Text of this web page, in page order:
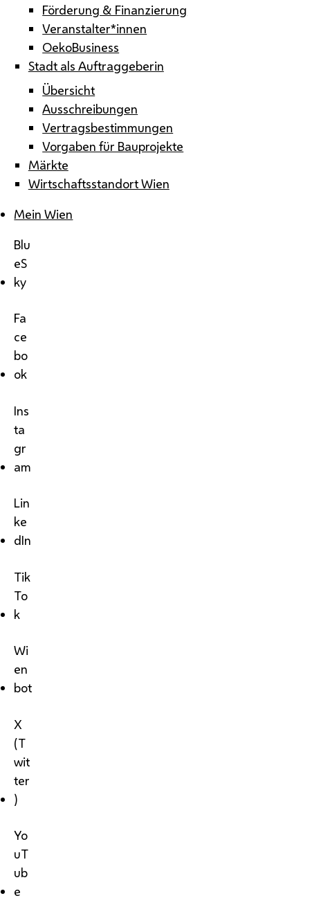
Förderung & Finanzierung
Veranstalter*innen
OekoBusiness
Stadt als Auftraggeberin
Übersicht
Ausschreibungen
Vertragsbestimmungen
Vorgaben für Bauprojekte
Märkte
Wirtschaftsstandort Wien
Mein Wien
Blu
eS
ky
Fa
ce
bo
ok
Ins
ta
gr
am
Lin
ke
dIn
Tik
To
k
Wi
en
bot
X
(T
wit
ter
)
Yo
uT
ub
e